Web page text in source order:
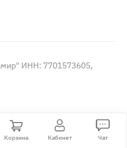
Корзина Кабинет Чат
ИНН: 7701573605,